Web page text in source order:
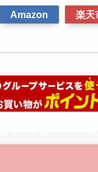
Amazon 楽天